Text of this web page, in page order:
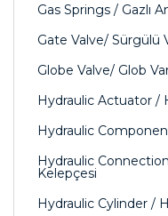
Gas Springs / Gazlı
Gate Valve/ Sürgülü
Globe Valve/ Glob
Hydraulic Actuator /
Hydraulic
Hydraulic
Kelepçesi
Hydraulic Cylinder /